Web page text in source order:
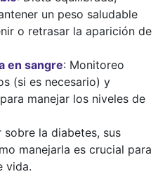
un peso saludable
o retrasar la aparición de
en sangre: Monitoreo
(si es necesario) y
manejar los niveles de
sobre la diabetes, sus
manejarla es crucial para
vida.